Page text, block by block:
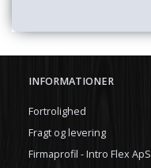
INFORMATIONER
Fortrolighed
Fragt og levering
Firmaprofil - Intro Flex ApS